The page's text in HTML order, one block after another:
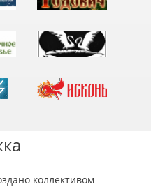
коллективом